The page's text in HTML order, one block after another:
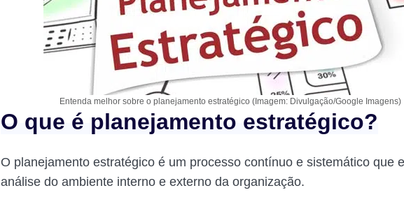
Entenda melhor sobre o planejamento estratégico (Imagem: Divulgação/Google Imagens)
O que é planejamento estratégico?
O planejamento estratégico é um processo contínuo e sistemático que
análise do ambiente interno e externo da organização.